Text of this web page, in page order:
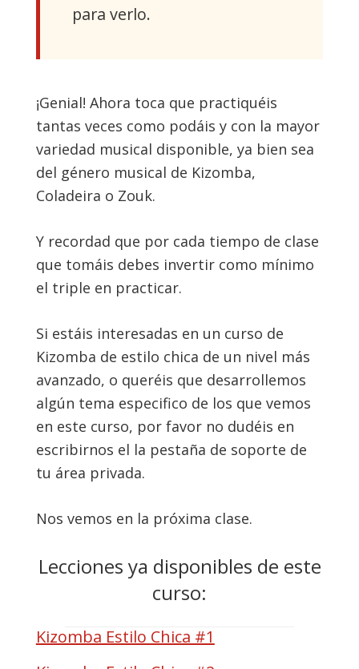
para verlo.
¡Genial! Ahora toca que practiquéis
tantas veces como podáis y con la mayor
variedad musical disponible, ya bien sea
del género musical de Kizomba,
Coladeira o Zouk.
Y recordad que por cada tiempo de clase
que tomáis debes invertir como mínimo
el triple en practicar.
Si estáis interesadas en un curso de
Kizomba de estilo chica de un nivel más
avanzado, o queréis que desarrollemos
algún tema especifico de los que vemos
en este curso, por favor no dudéis en
escribirnos el la pestaña de soporte de
tu área privada.
Nos vemos en la próxima clase.
Lecciones ya disponibles de este
curso:
Kizomba Estilo Chica #1